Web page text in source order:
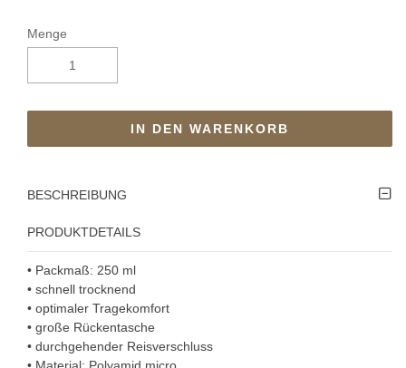
Menge
IN DEN WARENKORB
BESCHREIBUNG
PRODUKTDETAILS
• Packmaß: 250 ml
• schnell trocknend
• optimaler Tragekomfort
• große Rückentasche
• durchgehender Reisverschluss
• Material: Polyamid micro